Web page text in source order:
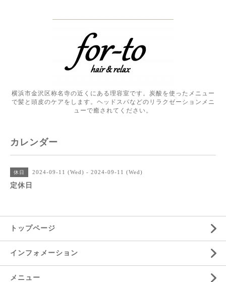
横浜市金沢区称名寺の近くにある理容室です。炭酸を使ったメニュー
で髪と頭皮のケアをします。ヘッドスパなどのリラクゼーションメニ
ューで癒されてください。
カレンダー
休日 2024-09-11 (Wed) - 2024-09-11 (Wed)
定休日
トップページ
インフォメーション
メニュー